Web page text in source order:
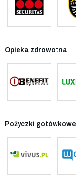
Opieka zdrowotna
Pożyczki gotówkowe